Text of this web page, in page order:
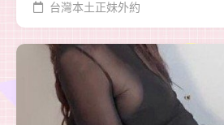
台灣本土正妹外約